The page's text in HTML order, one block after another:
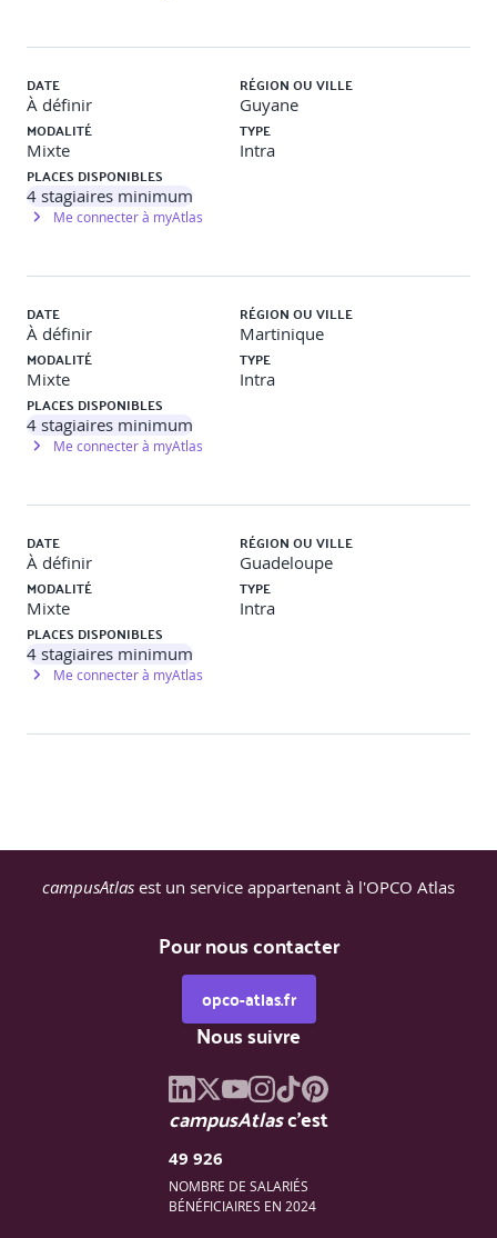
DATE
À définir
RÉGION OU VILLE
Guyane
MODALITÉ
Mixte
TYPE
Intra
PLACES DISPONIBLES
4 stagiaires minimum
Me connecter à myAtlas
DATE
À définir
RÉGION OU VILLE
Martinique
MODALITÉ
Mixte
TYPE
Intra
PLACES DISPONIBLES
4 stagiaires minimum
Me connecter à myAtlas
DATE
À définir
RÉGION OU VILLE
Guadeloupe
MODALITÉ
Mixte
TYPE
Intra
PLACES DISPONIBLES
4 stagiaires minimum
Me connecter à myAtlas
campusAtlas est un service appartenant à l'OPCO Atlas
Pour nous contacter
opco-atlas.fr
Nous suivre
campusAtlasc'est
49 926
NOMBRE DE SALARIÉS
BÉNÉFICIAIRES EN 2024